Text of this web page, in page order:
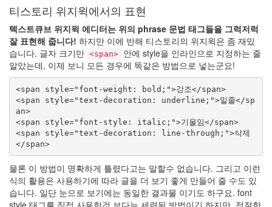
티스토리 위지윅에서의 표현
텍스트큐브 위지윅 에디터는 위의 phrase 문법 태그들을 그럭저럭
잘 표현해 줍니다! 하지만 이에 반해 티스토리의 위지윅은 좀 재밌
습니다. 글자 크기만 <span> 안에 style을 인라인으로 지정하는 줄
알았는데, 이제 보니 모든 경우에 똑같은 방법으로 넣는군요!
<span style="font-weight: bold;">강조</span>
<span style="text-decoration: underline;">밑줄</sp
an>
<span style="font-style: italic;">기울임</span>
<span style="text-decoration: line-through;">삭제
</span>
물론 이 방법이 명확하게 틀렸다고는 말할수 없습니다. 그리고 이런
식의 활용은 사용하기에 따라 글을 더 보기 좋게 만들어 줄 수도 있
습니다. 일단 눈으로 보기에는 동일한 결과물 이기도 하구요. font
Find!
Categories
전
체
635
Dtop
Shot
87
Wallpaper
19
Misc
39
forTextcube
9
forFoobar